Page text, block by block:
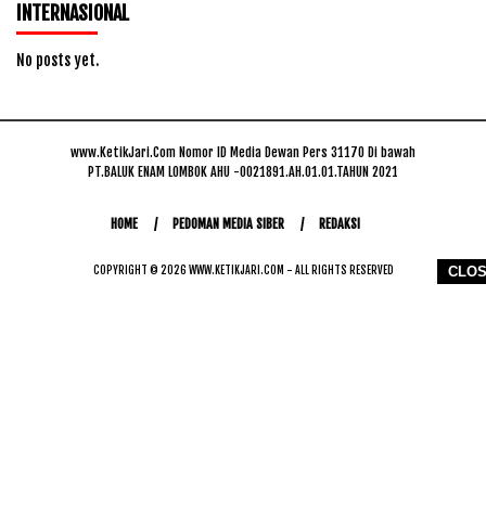
INTERNASIONAL
No posts yet.
www.KetikJari.Com Nomor ID Media Dewan Pers 31170 Di bawah
PT.BALUK ENAM LOMBOK AHU -0021891.AH.01.01.TAHUN 2021
HOME PEDOMAN MEDIA SIBER REDAKSI
COPYRIGHT © 2026 WWW.KETIKJARI.COM - ALL RIGHTS RESERVED